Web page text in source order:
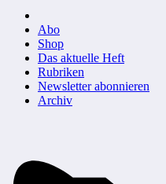
Abo
Shop
Das aktuelle Heft
Rubriken
Newsletter abonnieren
Archiv